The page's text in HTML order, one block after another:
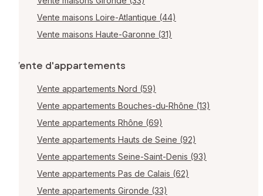
Vente maisons Loire-Atlantique (44)
Vente maisons Haute-Garonne (31)
Vente d'appartements
Vente appartements Nord (59)
Vente appartements Bouches-du-Rhône (13)
Vente appartements Rhône (69)
Vente appartements Hauts de Seine (92)
Vente appartements Seine-Saint-Denis (93)
Vente appartements Pas de Calais (62)
Vente appartements Gironde (33)